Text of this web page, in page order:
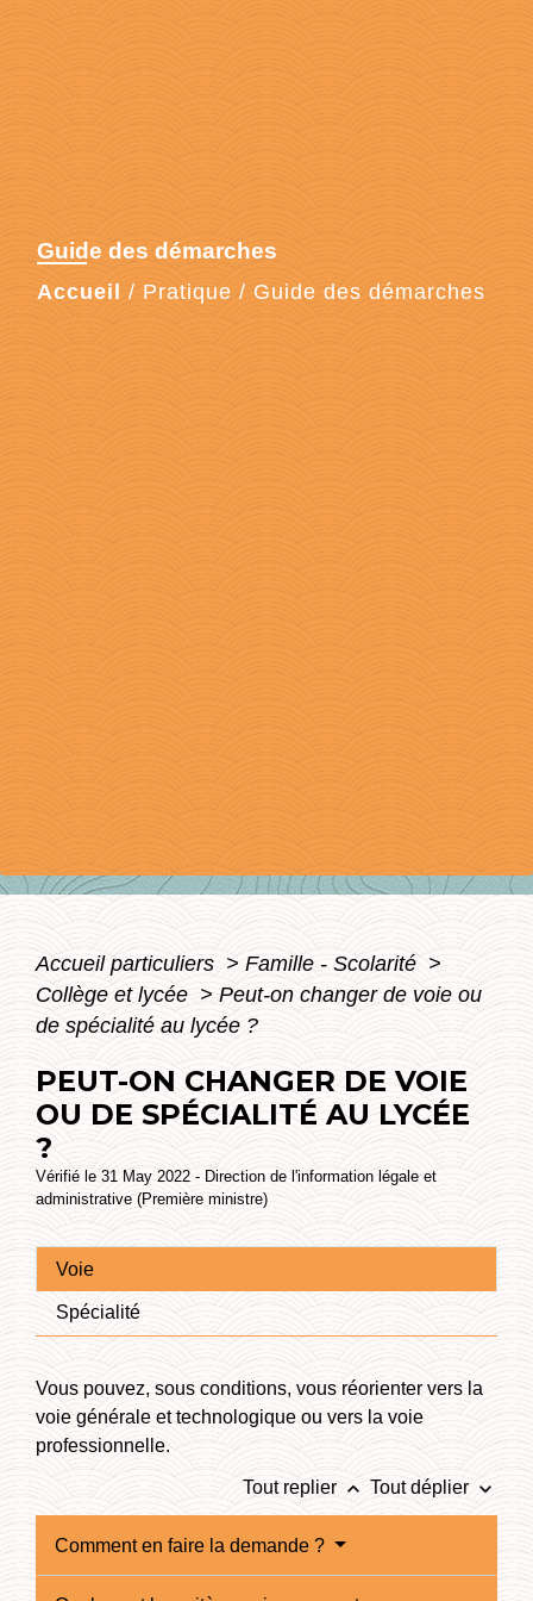
Guide des démarches
Accueil / Pratique / Guide des démarches
Accueil particuliers > Famille - Scolarité >
Collège et lycée > Peut-on changer de voie ou
de spécialité au lycée ?
PEUT-ON CHANGER DE VOIE
OU DE SPÉCIALITÉ AU LYCÉE
?
Vérifié le 31 May 2022 - Direction de l'information légale et
administrative (Première ministre)
Voie
Spécialité
Vous pouvez, sous conditions, vous réorienter vers la
voie générale et technologique ou vers la voie
professionnelle.
Tout replier keyboard_arrow_up Tout déplier keyboard_arrow_down
Comment en faire la demande ?